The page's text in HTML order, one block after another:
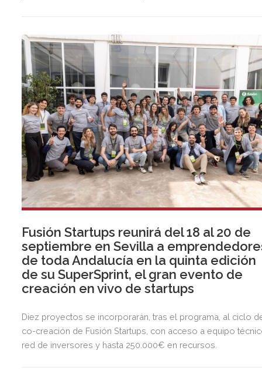
Fusión Startups reunirá del 18 al 20 de
septiembre en Sevilla a
de toda Andalucía en la quinta edición
de su SuperSprint, el gran evento de
creación en vivo de startups
Diez proyectos se incorporarán, tras el programa, al ciclo
co-creación de Fusión Startups, con acceso a equipo
red de inversores y hasta 250.000€ en recursos.